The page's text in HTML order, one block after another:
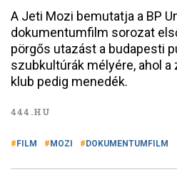
A Jeti Mozi bemutatja a BP
dokumentumfilm sorozat
pörgős utazást a budapesti
szubkultúrák mélyére, ahol a
klub pedig menedék.
444.HU
FILM MOZI DOKUMENTUMFILM